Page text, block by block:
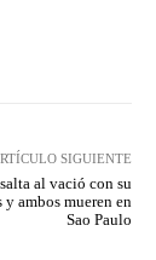
SIGUIENTE
al vació con su
y ambos mueren en
Sao Paulo